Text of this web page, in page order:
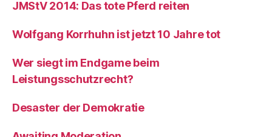
JMStV 2014: Das tote Pferd reiten
Wolfgang Korrhuhn ist jetzt 10 Jahre tot
Wer siegt im Endgame beim
Leistungsschutzrecht?
Desaster der Demokratie